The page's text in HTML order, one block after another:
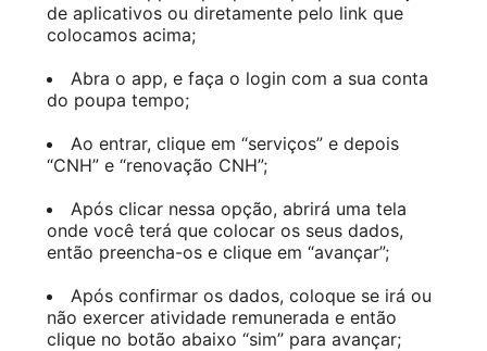
de aplicativos ou diretamente pelo link que
colocamos acima;
Abra o app, e faça o login com a sua conta
do poupa tempo;
Ao entrar, clique em “serviços” e depois
“CNH” e “renovação CNH”;
Após clicar nessa opção, abrirá uma tela
onde você terá que colocar os seus dados,
então preencha-os e clique em “avançar”;
Após confirmar os dados, coloque se irá ou
não exercer atividade remunerada e então
clique no botão abaixo “sim” para avançar;